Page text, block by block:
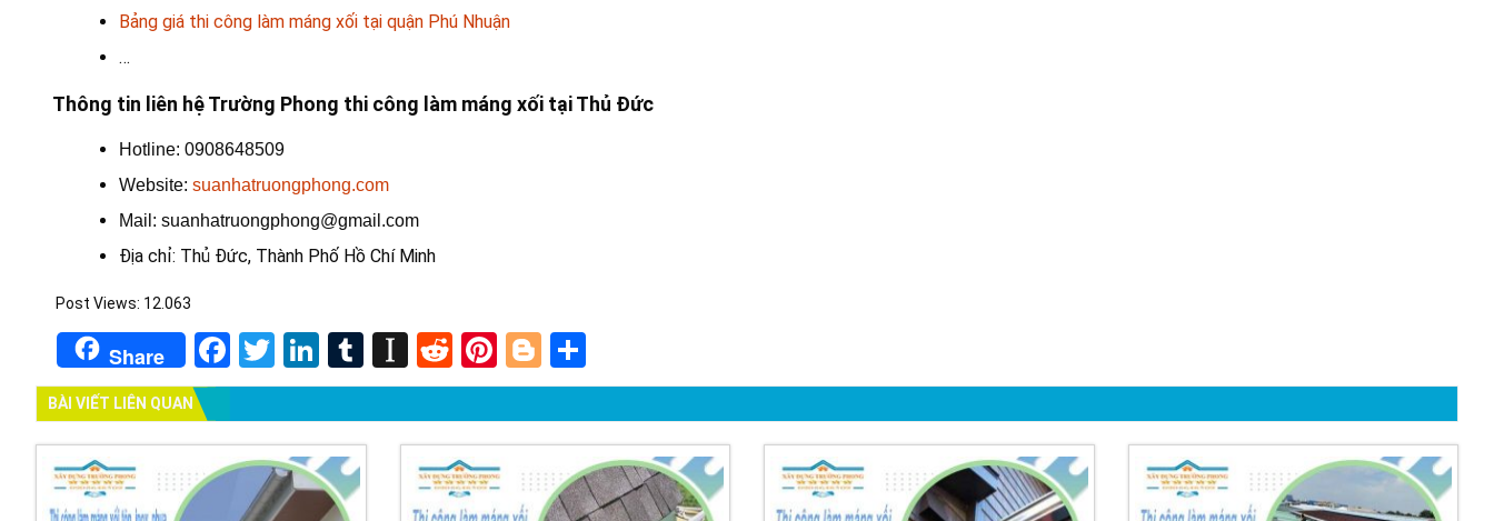
Bảng giá thi công làm máng xối tại quận Phú Nhuận
…
Thông tin liên hệ Trường Phong thi công làm máng xối tại Thủ Đức
Hotline: 0908648509
Website: suanhatruongphong.com
Mail: suanhatruongphong@gmail.com
Địa chỉ: Thủ Đức, Thành Phố Hồ Chí Minh
Post Views: 12.063
Share Facebook
TwitterLinkedIn
Tumblr
Instapaper
RedditPinterest
Blogger
BÀI VIẾT LIÊN QUAN